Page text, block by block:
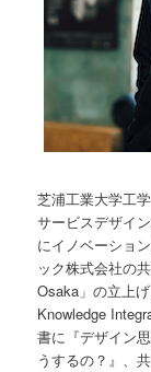
芝浦工業大学工
サービスデザイ
にイノベーショ
ック株式会社の
Osaka」の立上
Knowledge
書に『デザイン
うするの？』、